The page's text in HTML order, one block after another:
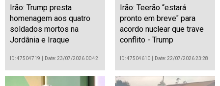
Irão: Trump presta
homenagem aos quatro
soldados mortos na
Jordânia e Iraque
ID: 47504719 Date: 23/07/2026 00:42
Irão: Teerão “estará
pronto em breve" para
acordo nuclear que trave
conflito - Trump
ID: 47504610 Date: 22/07/2026 23:28